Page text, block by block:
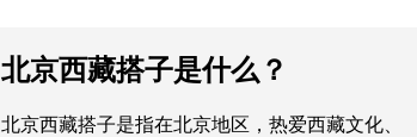
北京西藏搭子是什么？
北京西藏搭子是指在北京地区，热爱西藏文化、